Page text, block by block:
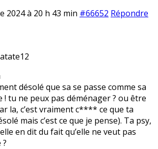
2024 à 20 h 43 min #66652 Répondre
désolé que sa se passe comme sa
! tu ne peux pas déménager ? ou être
la, c’est vraiment c**** ce que ta
mais c’est ce que je pense). Ta psy,
en dit du fait qu’elle ne veut pas